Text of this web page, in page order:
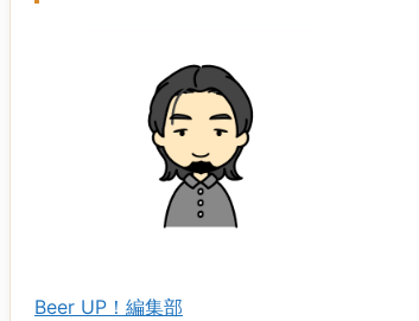
Beer UP！編集部